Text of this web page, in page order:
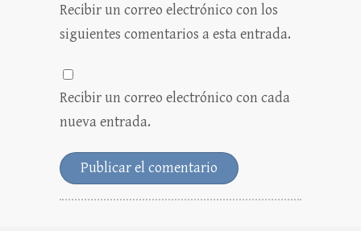
Recibir un correo electrónico con los
siguientes comentarios a esta entrada.
Recibir un correo electrónico con cada
nueva entrada.